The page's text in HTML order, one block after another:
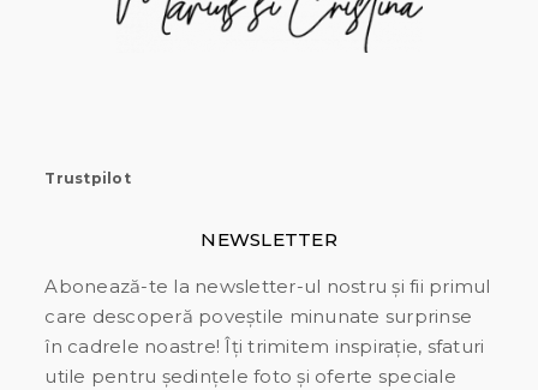
Trustpilot
NEWSLETTER
Abonează-te la newsletter-ul nostru și fii primul
care descoperă poveștile minunate surprinse
în cadrele noastre! Îți trimitem inspirație, sfaturi
utile pentru ședințele foto și oferte speciale